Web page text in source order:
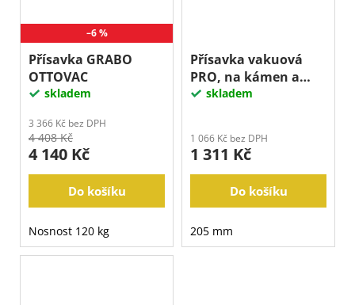
–6 %
Přísavka GRABO
OTTOVAC
skladem
3 366 Kč bez DPH
4 408 Kč
4 140 Kč
Do košíku
Nosnost 120 kg
Přísavka vakuová
PRO, na kámen a
skloskladem
1 066 Kč bez DPH
1 311 Kč
Do košíku
205 mm